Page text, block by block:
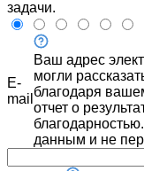
задачи.
E-
mail
Ваш адрес
могли
благодаря
отчет о
данным и не